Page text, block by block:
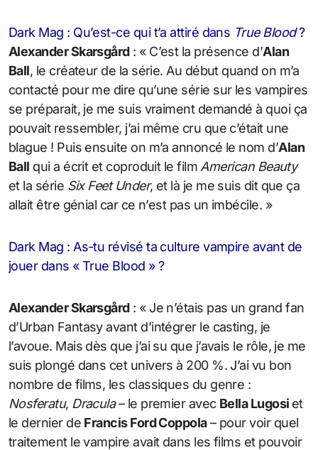
Dark Mag : Qu’est-ce qui t’a attiré dans True Blood?
Alexander Skarsgård: « C’est la présence d’Alan
Ball, le créateur de la série. Au début quand on m’a
contacté pour me dire qu’une série sur les vampires
se préparait, je me suis vraiment demandé à quoi ça
pouvait ressembler, j’ai même cru que c’était une
blague ! Puis ensuite on m’a annoncé le nom d’Alan
Ball qui a écrit et coproduit le film American Beauty
et la série Six Feet Under, et là je me suis dit que ça
allait être génial car ce n’est pas un imbécile. »
Dark Mag : As-tu révisé ta culture vampire avant de
jouer dans « True Blood » ?
Alexander Skarsgård: « Je n’étais pas un grand fan
d’Urban Fantasy avant d’intégrer le casting, je
l’avoue. Mais dès que j’ai su que j’avais le rôle, je me
suis plongé dans cet univers à 200 %. J’ai vu bon
nombre de films, les classiques du genre :
Nosferatu, Dracula– le premier avec Bella Lugosi et
le dernier de Francis Ford Coppola– pour voir quel
traitement le vampire avait dans les films et pouvoir